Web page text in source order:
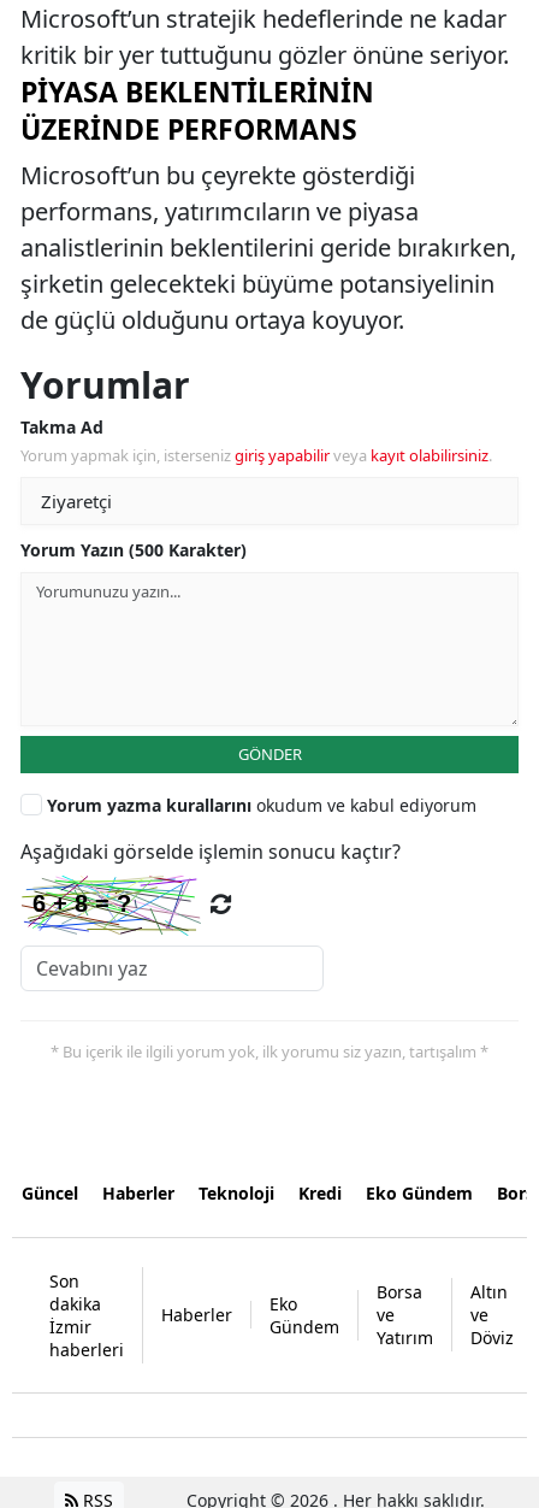
Microsoft’un stratejik hedeflerinde ne kadar
kritik bir yer tuttuğunu gözler önüne seriyor.
PIYASA BEKLENTILERININ
ÜZERINDE PERFORMANS
Microsoft’un bu çeyrekte gösterdiği
performans, yatırımcıların ve piyasa
analistlerinin beklentilerini geride bırakırken,
şirketin gelecekteki büyüme potansiyelinin
de güçlü olduğunu ortaya koyuyor.
Yorumlar
Takma Ad
Yorum yapmak için, istersenizgiriş yapabilirveya kayıt olabilirsiniz.
Yorum Yazın (500 Karakter)
GÖNDER
Yorum yazma kurallarını okudum ve kabul ediyorum
Aşağıdaki görselde işlemin sonucu kaçtır?
* Bu içerik ile ilgili yorum yok, ilk yorumu siz yazın, tartışalım *
Güncel Haberler Teknoloji Kredi Eko Gündem
Son
dakika
İzmir
haberleri
Haberler
Eko
Gündem
Borsa
ve
Yatırım
Altın
ve
Döviz
RSS Copyright © 2026 . Her hakkı saklıdır.